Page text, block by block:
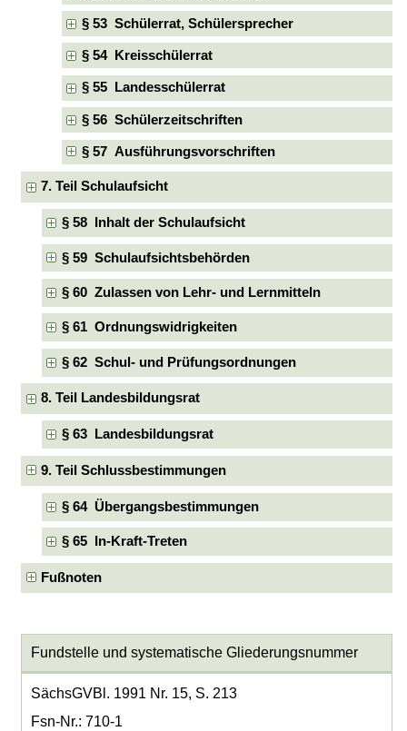
§ 53 Schülerrat, Schülersprecher
§ 54 Kreisschülerrat
§ 55 Landesschülerrat
§ 56 Schülerzeitschriften
§ 57 Ausführungsvorschriften
7. Teil Schulaufsicht
§ 58 Inhalt der Schulaufsicht
§ 59 Schulaufsichtsbehörden
§ 60 Zulassen von Lehr- und Lernmitteln
§ 61 Ordnungswidrigkeiten
§ 62 Schul- und Prüfungsordnungen
8. Teil Landesbildungsrat
§ 63 Landesbildungsrat
9. Teil Schlussbestimmungen
§ 64 Übergangsbestimmungen
§ 65 In-Kraft-Treten
Fußnoten
Fundstelle und systematische Gliederungsnummer
SächsGVBl. 1991 Nr. 15, S. 213
Fsn-Nr.: 710-1